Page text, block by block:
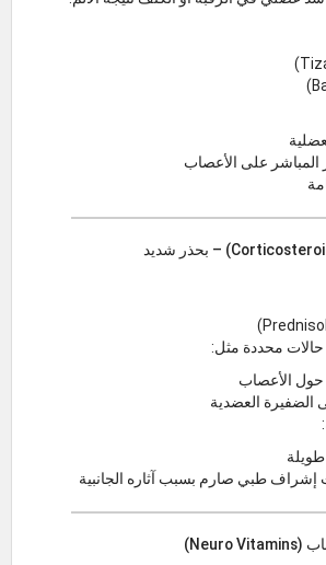
على الأعصاب
محددة مثل:
حول الأعصاب
العضدية
طبي صارم بسبب آثاره الجانبية